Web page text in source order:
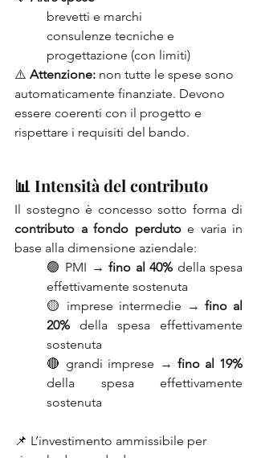
brevetti e marchi
consulenze tecniche e
progettazione (con limiti)
⚠️ Attenzione: non tutte le spese sono
automaticamente finanziate. Devono
essere coerenti con il progetto e
rispettare i requisiti del bando.
📊 Intensità del contributo
contributo a fondo perduto e varia in
base alla dimensione aziendale:
🟢 PMI → fino al 40% della spesa
effettivamente sostenuta
🟡 imprese intermedie → fino al
20% della spesa effettivamente
sostenuta
🔴 grandi imprese →
della spesa effettivamente
sostenuta
📌 L’investimento ammissibile per